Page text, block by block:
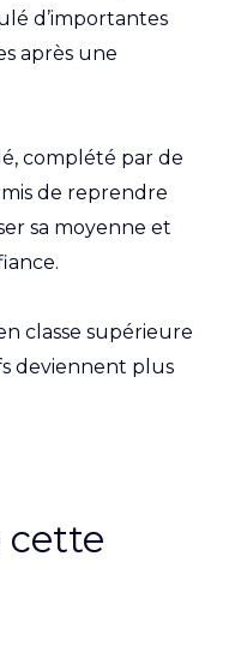
d’importantes
après une
complété par de
de reprendre
sa moyenne et
classe supérieure
deviennent plus
cette